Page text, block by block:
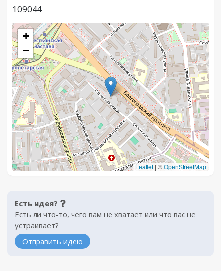
109044
+
−
Leaflet | ©OpenStreetMap
Есть идея?
Есть ли что-то, чего вам не хватает или что вас не
устраивает?
Отправить идею